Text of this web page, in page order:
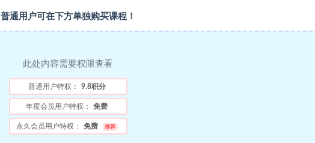
普通用户可在下方单独购买课程！
此处内容需要权限查看
普通用户特权： 9.8积分
年度会员用户特权： 免费
永久会员用户特权： 免费 推荐